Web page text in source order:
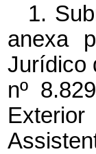
1.
anexa
Jurídico
nº